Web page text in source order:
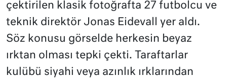
çektirilen klasik fotoğrafta 27 futbolcu ve
teknik direktör Jonas Eidevall yer aldı.
Söz konusu görselde herkesin beyaz
ırktan olması tepki çekti. Taraftarlar
kulübü siyahi veya azınlık ırklarından